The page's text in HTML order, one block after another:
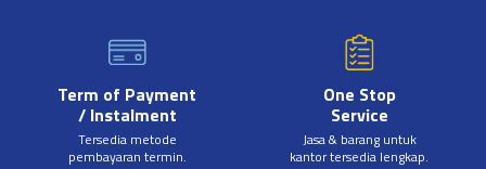
Term of Payment
/ Instalment
Tersedia metode
pembayaran termin.
One Stop
Service
Jasa & barang untuk
kantor tersedia lengkap.